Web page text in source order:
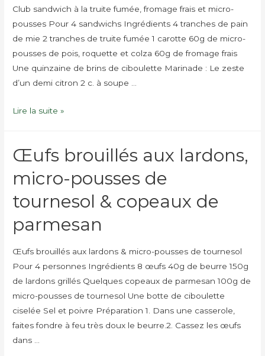
radis
Club sandwich à la truite fumée, fromage frais et micro-
pousses Pour 4 sandwichs Ingrédients 4 tranches de pain
de mie 2 tranches de truite fumée 1 carotte 60g de micro-
pousses de pois, roquette et colza 60g de fromage frais
Une quinzaine de brins de ciboulette Marinade : Le zeste
d’un demi citron 2 c. à soupe …
Club
la
truite
fumée
et
micro-
Lire la suite »
Œufs brouillés aux lardons,
micro-pousses de
tournesol & copeaux de
parmesan
Œufs brouillés aux lardons & micro-pousses de tournesol
Pour 4 personnes Ingrédients 8 œufs 40g de beurre 150g
de lardons grillés Quelques copeaux de parmesan 100g de
micro-pousses de tournesol Une botte de ciboulette
ciselée Sel et poivre Préparation 1. Dans une casserole,
faites fondre à feu très doux le beurre.2. Cassez les œufs
dans …